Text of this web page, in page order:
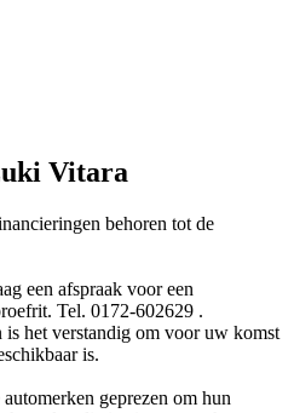
Vitara
behoren tot de
een afspraak voor een
Tel. 0172-602629 .
het verstandig om voor uw komst
is.
geprezen om hun